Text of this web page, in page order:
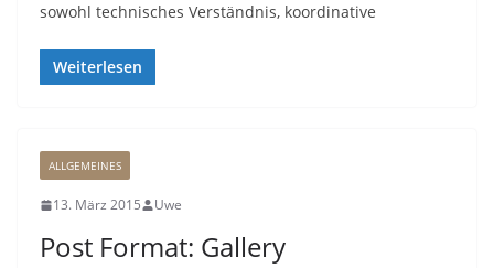
sowohl technisches Verständnis, koordinative
Weiterlesen
ALLGEMEINES
13. März 2015 Uwe
Post Format: Gallery